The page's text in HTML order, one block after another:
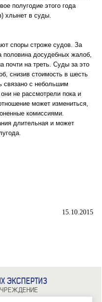
полугодие этого года
хлынет в суды.
споры строже судов. За
половина досудебных жалоб,
почти на треть. Суды за это
снизив стоимость в шесть
связано с небольшим
не рассмотрели пока и
может измениться,
комиссиями.
длительная и может
15.10.2015
ЭКСПЕРТИЗ